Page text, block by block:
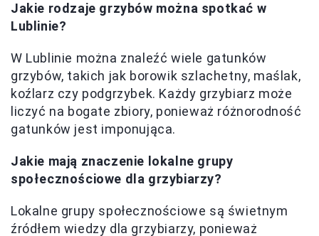
Jakie rodzaje grzybów można spotkać w
Lublinie?
W Lublinie można znaleźć wiele gatunków
grzybów, takich jak borowik szlachetny, maślak,
koźlarz czy podgrzybek. Każdy grzybiarz może
liczyć na bogate zbiory, ponieważ różnorodność
gatunków jest imponująca.
Jakie mają znaczenie lokalne grupy
społecznościowe dla grzybiarzy?
Lokalne grupy społecznościowe są świetnym
źródłem wiedzy dla grzybiarzy, ponieważ